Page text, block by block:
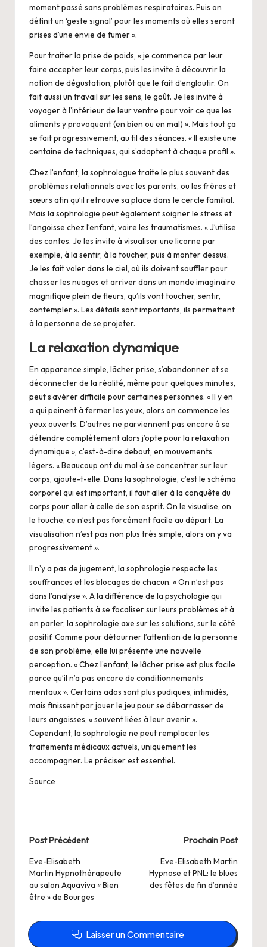
moment passé sans problèmes respiratoires. Puis on
définit un ‘geste signal’ pour les moments où elles seront
prises d’une envie de fumer ».
Pour traiter la prise de poids, « je commence par leur
faire accepter leur corps, puis les invite à découvrir la
notion de dégustation, plutôt que le fait d’engloutir. On
fait aussi un travail sur les sens, le goût. Je les invite à
voyager à l’intérieur de leur ventre pour voir ce que les
aliments y provoquent (en bien ou en mal) ». Mais tout ça
se fait progressivement, au fil des séances. « Il existe une
centaine de techniques, qui s’adaptent à chaque profil ».
Chez l’enfant, la sophrologue traite le plus souvent des
problèmes relationnels avec les parents, ou les frères et
sœurs afin qu’il retrouve sa place dans le cercle familial.
Mais la sophrologie peut également soigner le stress et
l’angoisse chez l’enfant, voire les traumatismes. « J’utilise
des contes. Je les invite à visualiser une licorne par
exemple, à la sentir, à la toucher, puis à monter dessus.
Je les fait voler dans le ciel, où ils doivent souffler pour
chasser les nuages et arriver dans un monde imaginaire
magnifique plein de fleurs, qu’ils vont toucher, sentir,
contempler ». Les détails sont importants, ils permettent
à la personne de se projeter.
La relaxation dynamique
En apparence simple, lâcher prise, s’abandonner et se
déconnecter de la réalité, même pour quelques minutes,
peut s’avérer difficile pour certaines personnes. « Il y en
a qui peinent à fermer les yeux, alors on commence les
yeux ouverts. D’autres ne parviennent pas encore à se
détendre complètement alors j’opte pour la relaxation
dynamique », c’est-à-dire debout, en mouvements
légers. « Beaucoup ont du mal à se concentrer sur leur
corps, ajoute-t-elle. Dans la sophrologie, c’est le schéma
corporel qui est important, il faut aller à la conquête du
corps pour aller à celle de son esprit. On le visualise, on
le touche, ce n’est pas forcément facile au départ. La
visualisation n’est pas non plus très simple, alors on y va
progressivement ».
Il n’y a pas de jugement, la sophrologie respecte les
souffrances et les blocages de chacun. « On n’est pas
dans l’analyse ». A la différence de la psychologie qui
invite les patients à se focaliser sur leurs problèmes et à
en parler, la sophrologie axe sur les solutions, sur le côté
positif. Comme pour détourner l’attention de la personne
de son problème, elle lui présente une nouvelle
perception. « Chez l’enfant, le lâcher prise est plus facile
parce qu’il n’a pas encore de conditionnements
mentaux ». Certains ados sont plus pudiques, intimidés,
mais finissent par jouer le jeu pour se débarrasser de
leurs angoisses, « souvent liées à leur avenir ».
Cependant, la sophrologie ne peut remplacer les
traitements médicaux actuels, uniquement les
accompagner. Le préciser est essentiel.
Source
Post
navigation
Post Précédent
Eve-Elisabeth
Martin Hypnothérapeute
au salon Aquaviva « Bien
être » de Bourges
Prochain Post
Eve-Elisabeth Martin
Hypnose et PNL: le blues
des fêtes de fin d’année
Laisser un Commentaire